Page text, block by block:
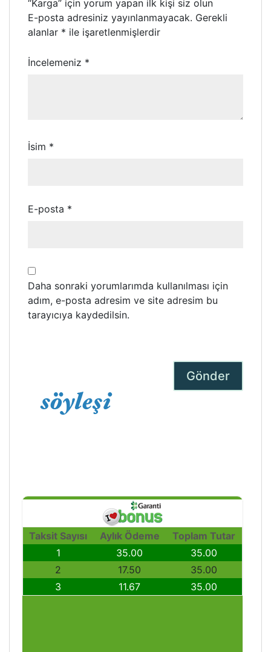
“Karga” için yorum yapan ilk kişi siz olun
E-posta adresiniz yayınlanmayacak. Gerekli
alanlar * ile işaretlenmişlerdir
İncelemeniz *
İsim *
E-posta *
Daha sonraki yorumlarımda kullanılması için
adım, e-posta adresim ve site adresim bu
tarayıcıya kaydedilsin.
Taksit Sayısı Aylık Ödeme
Toplam Tutar
1
35.00
35.00
2
17.50
35.00
3
11.67 35.00